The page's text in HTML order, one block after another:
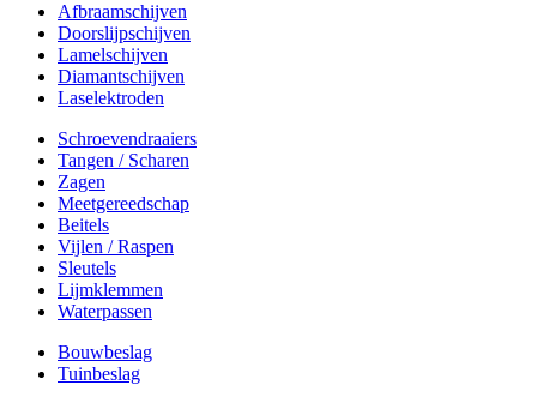
Afbraamschijven
Doorslijpschijven
Lamelschijven
Diamantschijven
Laselektroden
Schroevendraaiers
Tangen / Scharen
Zagen
Meetgereedschap
Beitels
Vijlen / Raspen
Sleutels
Lijmklemmen
Waterpassen
Bouwbeslag
Tuinbeslag